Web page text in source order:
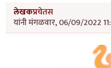
लेखकप्रचेतस
यांनी मंगळवार, 06/09/2022